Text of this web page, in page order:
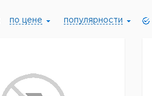
по цене популярности